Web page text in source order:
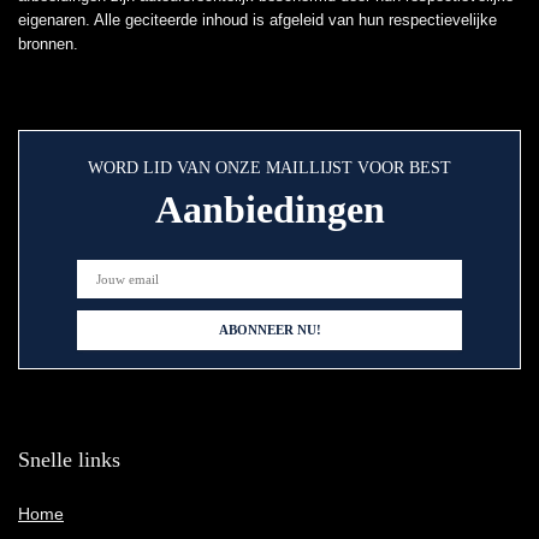
eigenaren. Alle geciteerde inhoud is afgeleid van hun respectievelijke
bronnen.
WORD LID VAN ONZE MAILLIJST VOOR BEST
Aanbiedingen
Snelle links
Home